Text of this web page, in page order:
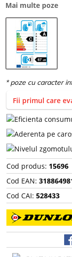
Mai multe poze
Fii primul care
Cod produs: 15696
Cod EAN:
Cod CAI: 528433